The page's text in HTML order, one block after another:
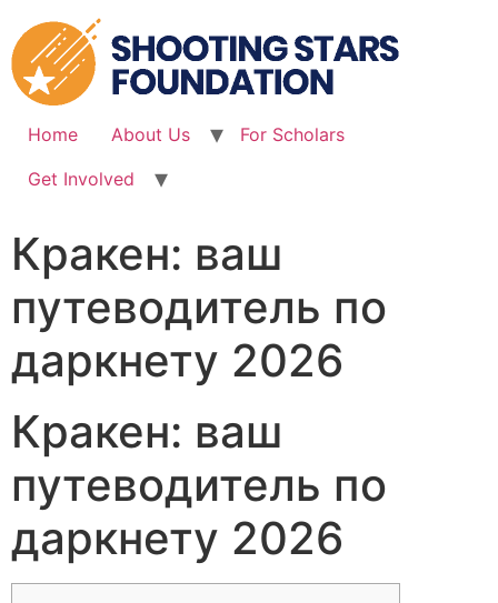
to
content
Home About Us
For Scholars
Get Involved
Кракен: ваш
путеводитель по
даркнету 2026
Кракен: ваш
путеводитель по
даркнету 2026